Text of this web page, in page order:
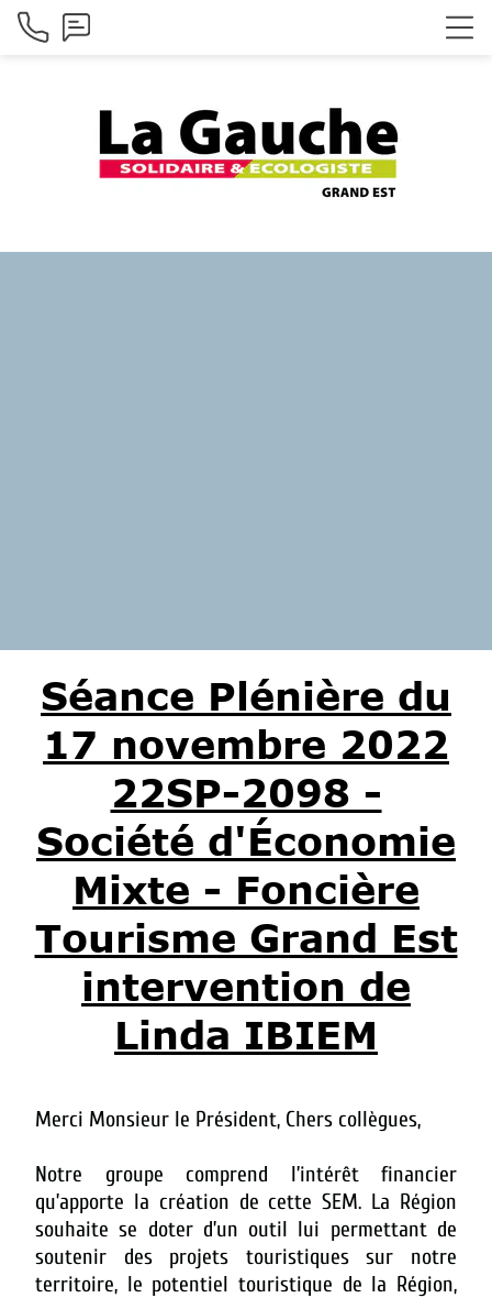
Séance Plénière du
17 novembre 2022
22SP-2098 -
Société d'Économie
Mixte - Foncière
Tourisme Grand Est
intervention de
Linda IBIEM
Merci Monsieur le Président, Chers collègues,
Notre groupe comprend l’intérêt financier
qu’apporte la création de cette SEM. La Région
souhaite se doter d’un outil lui permettant de
soutenir des projets touristiques sur notre
territoire, le potentiel touristique de la Région,